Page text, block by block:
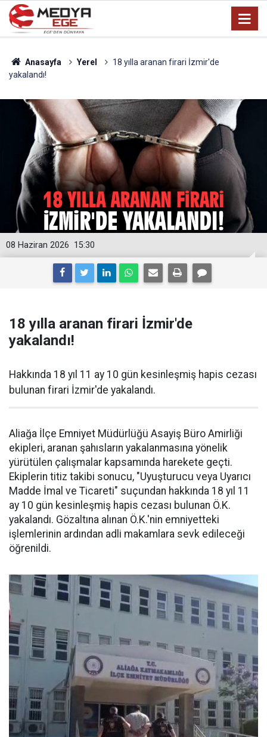
Anasayfa Yerel
18 yılla aranan firari İzmir'de
yakalandı!
15:30
08 Haziran 2026
18 yılla aranan firari İzmir'de
yakalandı!
Hakkında 18 yıl 11 ay 10 gün kesinleşmiş hapis cezası
bulunan firari İzmir'de yakalandı.
Aliağa İlçe Emniyet Müdürlüğü Asayiş Büro Amirliği
ekipleri, aranan şahısların yakalanmasına yönelik
yürütülen çalışmalar kapsamında harekete geçti.
Ekiplerin titiz takibi sonucu, "Uyuşturucu veya Uyarıcı
Madde İmal ve Ticareti" suçundan hakkında 18 yıl 11
ay 10 gün kesinleşmiş hapis cezası bulunan Ö.K.
yakalandı. Gözaltına alınan Ö.K.'nin emniyetteki
işlemlerinin ardından adli makamlara sevk edileceği
öğrenildi.